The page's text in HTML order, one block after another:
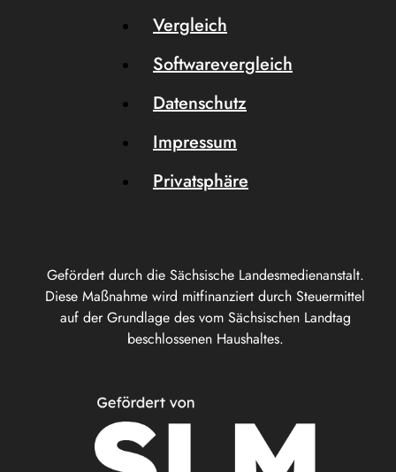
Gefördert durch die Sächsische Landesmedienanstalt.
Diese Maßnahme wird mitfinanziert durch Steuermittel
auf der Grundlage des vom Sächsischen Landtag
beschlossenen Haushaltes.
Vergleich
Softwarevergleich
Datenschutz
Impressum
Privatsphäre